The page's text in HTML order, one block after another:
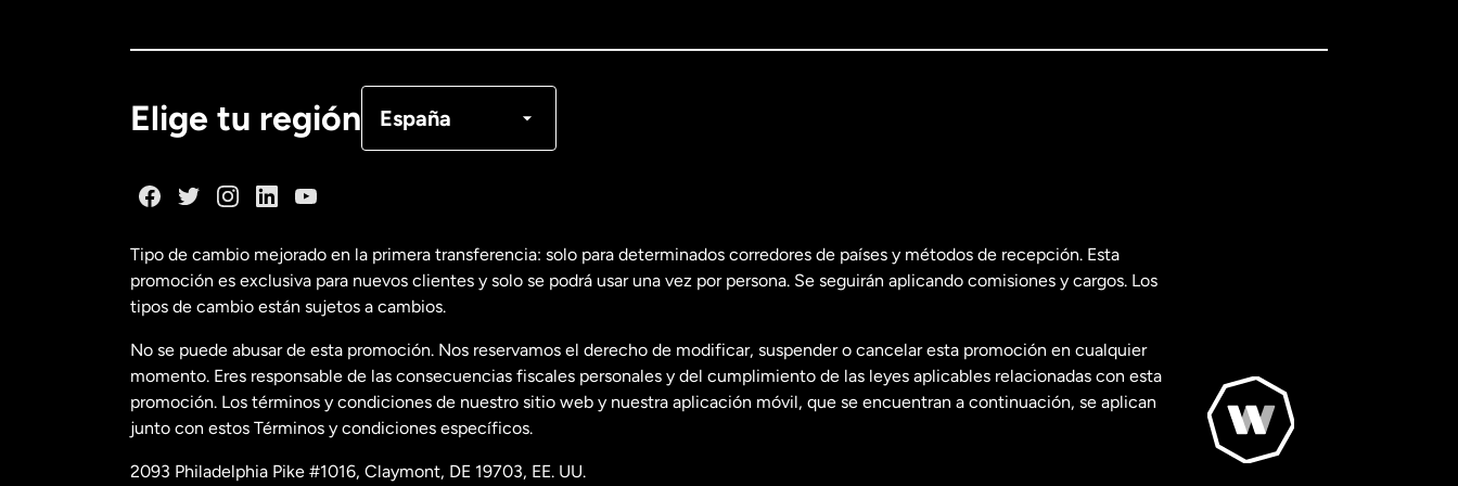
Elige tu región España
Estados Unidos English
Estados Unidos Español
Francia
Tipo de cambio mejorado en la primera transferencia: solo para determinados corredores de países y métodos de recepción. Esta
promoción es exclusiva para nuevos clientes y solo se podrá usar una vez por persona. Se seguirán aplicando comisiones y cargos. Los
tipos de cambio están sujetos a cambios.
No se puede abusar de esta promoción. Nos reservamos el derecho de modificar, suspender o cancelar esta promoción en cualquier
momento. Eres responsable de las consecuencias fiscales personales y del cumplimiento de las leyes aplicables relacionadas con esta
promoción. Los términos y condiciones de nuestro sitio web y nuestra aplicación móvil, que se encuentran a continuación, se aplican
junto con estos Términos y condiciones específicos.
2093 Philadelphia Pike #1016, Claymont, DE 19703, EE. UU.